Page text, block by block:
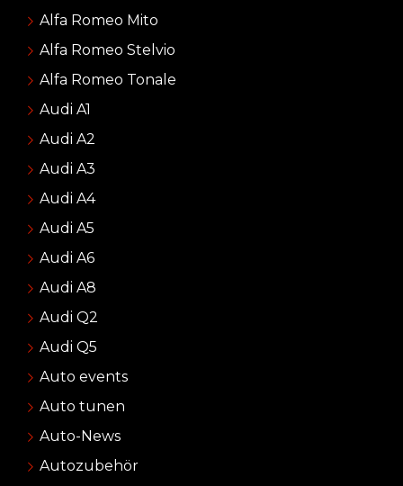
Alfa Romeo Mito
Alfa Romeo Stelvio
Alfa Romeo Tonale
Audi A1
Audi A2
Audi A3
Audi A4
Audi A5
Audi A6
Audi A8
Audi Q2
Audi Q5
Auto events
Auto tunen
Auto-News
Autozubehör